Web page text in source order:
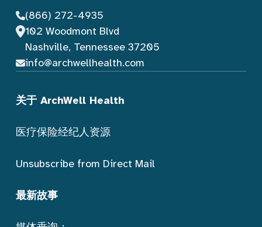
(866) 272-4935
102 Woodmont Blvd
Nashville, Tennessee 37205
info@archwellhealth.com
关于 ArchWell Health
医疗保险经纪人资源
Unsubscribe from Direct Mail
最新故事